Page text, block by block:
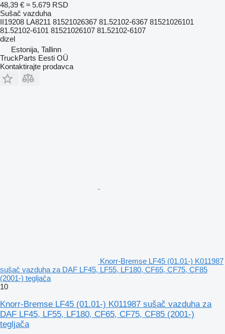
48,39 € ≈ 5.679 RSD
Sušač vazduha
II19208 LA8211 81521026367 81.52102-6367 81521026101
81.52102-6101 81521026107 81.52102-6107
dizel
Estonija, Tallinn
TruckParts Eesti OÜ
Kontaktirajte prodavca
Knorr-Bremse LF45 (01.01-) K011987
sušač vazduha za DAF LF45, LF55, LF180, CF65, CF75, CF85
(2001-) tegljača
10
Knorr-Bremse LF45 (01.01-) K011987 sušač vazduha za
DAF LF45, LF55, LF180, CF65, CF75, CF85 (2001-)
tegljača